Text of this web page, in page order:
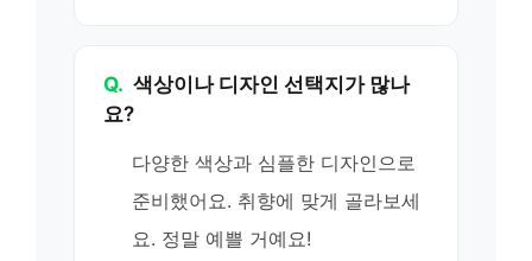
Q. 색상이나 디자인 선택지가 많나
요?
다양한 색상과 심플한 디자인으로
준비했어요. 취향에 맞게 골라보세
요. 정말 예쁠 거예요!